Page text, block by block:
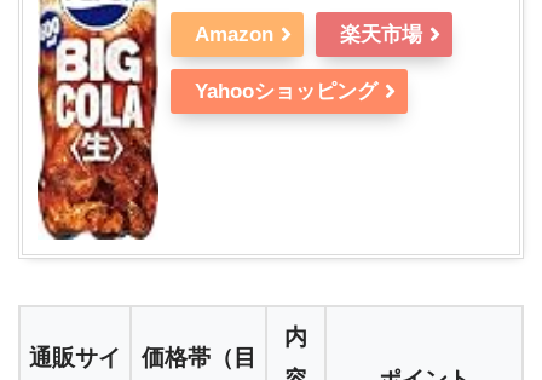
Amazon 楽天市場
Yahooショッピング
通販サイ
価格帯（目
内